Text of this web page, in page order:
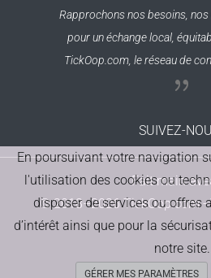
Rapprochons nos besoins, nos
pour un échange local,
TickOop.com, le réseau de
SUIVEZ-
Fait main
© 2018–2026 TickOop.com -
En poursuivant votre navigation
l'utilisation des cookies ou
disposer de services ou offres
d’intérêt ainsi que pour la
notre site.
GÉRER MES PARAMÈTRES